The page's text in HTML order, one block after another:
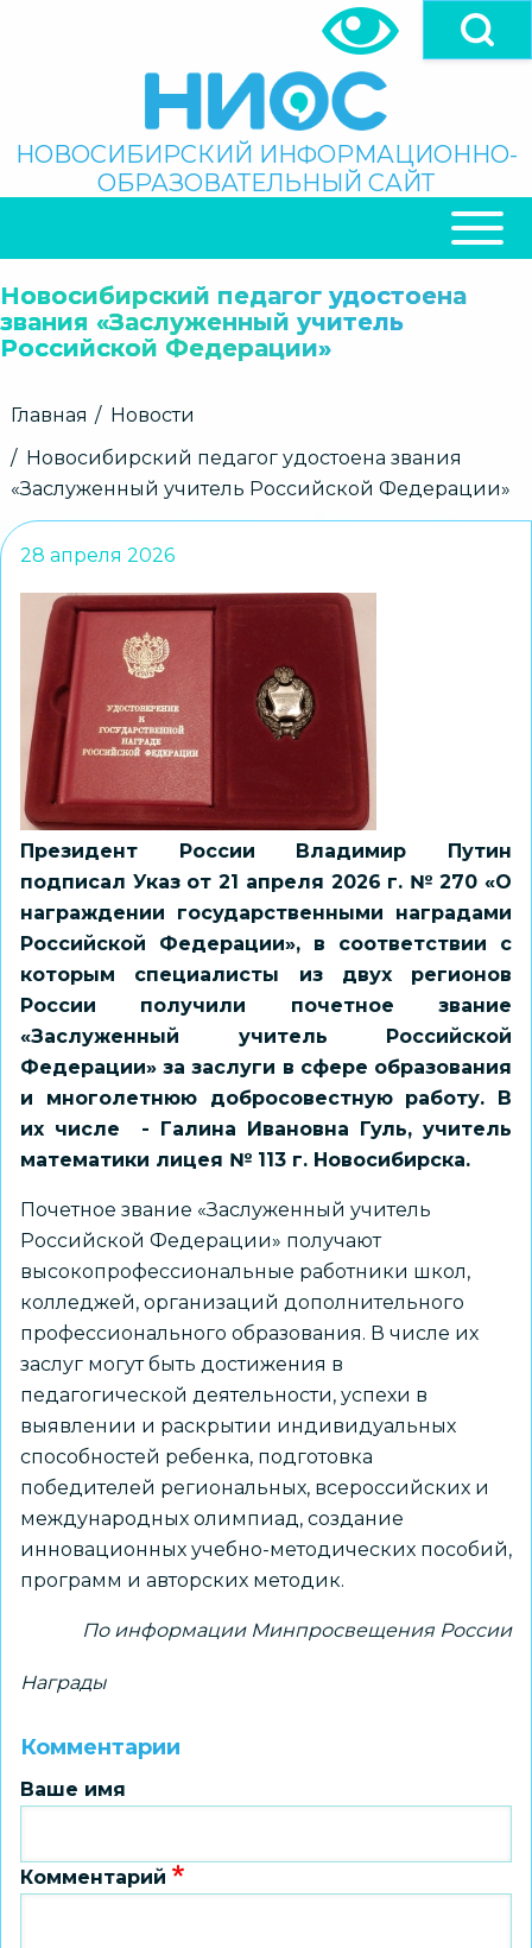
Поиск
НОВОСИБИРСКИЙ ИНФОРМАЦИОННО-
ОБРАЗОВАТЕЛЬНЫЙ САЙТ
НАВИГАЦИЯ
Новосибирский педагог удостоена
звания «Заслуженный учитель
Российской Федерации»
Строка
Главная
Новости
Новосибирский педагог удостоена звания
«Заслуженный учитель Российской Федерации»
28 апреля 2026
Президент России Владимир Путин
подписал Указ от 21 апреля 2026 г. № 270 «О
награждении государственными наградами
Российской Федерации», в соответствии с
которым специалисты из двух регионов
России получили почетное звание
«Заслуженный учитель Российской
Федерации» за заслуги в сфере образования
и многолетнюю добросовестную работу. В
их числе - Галина Ивановна Гуль, учитель
математики лицея № 113 г. Новосибирска.
Почетное звание «Заслуженный учитель
Российской Федерации» получают
высокопрофессиональные работники школ,
колледжей, организаций дополнительного
профессионального образования. В числе их
заслуг могут быть достижения в
педагогической деятельности, успехи в
выявлении и раскрытии индивидуальных
способностей ребенка, подготовка
победителей региональных, всероссийских и
международных олимпиад, создание
инновационных учебно-методических пособий,
программ и авторских методик.
По информации Минпросвещения России
Награды
Комментарии
Ваше имя
Комментарий